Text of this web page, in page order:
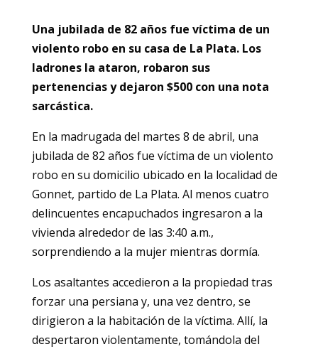
Una jubilada de 82 años fue víctima de un
violento robo en su casa de La Plata. Los
ladrones la ataron, robaron sus
pertenencias y dejaron $500 con una nota
sarcástica.
En la madrugada del martes 8 de abril, una
jubilada de 82 años fue víctima de un violento
robo en su domicilio ubicado en la localidad de
Gonnet, partido de La Plata. Al menos cuatro
delincuentes encapuchados ingresaron a la
vivienda alrededor de las 3:40 a.m.,
sorprendiendo a la mujer mientras dormía. ​
Los asaltantes accedieron a la propiedad tras
forzar una persiana y, una vez dentro, se
dirigieron a la habitación de la víctima. Allí, la
despertaron violentamente, tomándola del